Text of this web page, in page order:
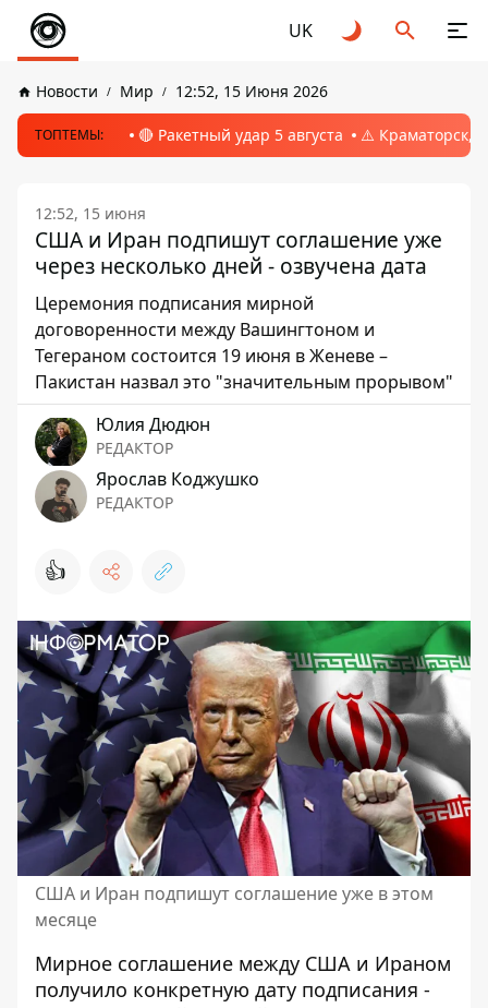
UK
Новости Мир 12:52, 15 Июня 2026
ТОПТЕМЫ: 🔴 Ракетный удар 5 августа ⚠️ Краматорск,
12:52, 15 июня
США и Иран подпишут соглашение уже
через несколько дней - озвучена дата
Церемония подписания мирной
договоренности между Вашингтоном и
Тегераном состоится 19 июня в Женеве –
Пакистан назвал это "значительным прорывом"
Юлия Дюдюн
РЕДАКТОР
Ярослав Коджушко
РЕДАКТОР
👍
США и Иран подпишут соглашение уже в этом
месяце
Мирное соглашение между США и Ираном
получило конкретную дату подписания -